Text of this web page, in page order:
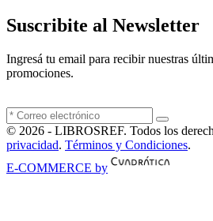
Suscribite al Newsletter
Ingresá tu email para recibir nuestras
promociones.
© 2026 - LIBROSREF. Todos los
privacidad. Términos y Condiciones.
E-COMMERCE by